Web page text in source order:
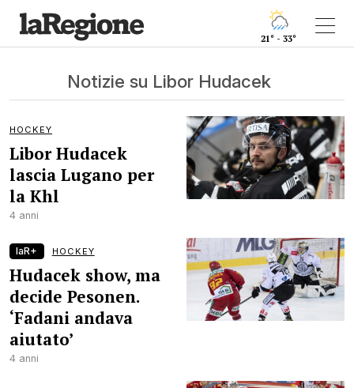
21° - 33°
Notizie su Libor Hudacek
HOCKEY
Libor Hudacek
lascia Lugano per
la Khl
4 anni
laR+ HOCKEY
Hudacek show, ma
decide Pesonen.
‘Fadani andava
aiutato’
4 anni